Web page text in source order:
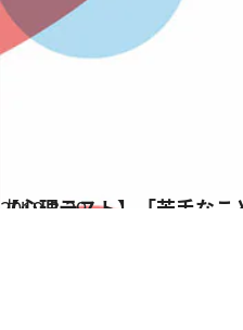
2019.3.29
【心理テスト】「苦手な
占い